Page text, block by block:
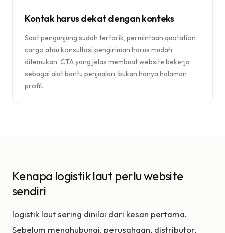
Kontak harus dekat dengan konteks
Saat pengunjung sudah tertarik, permintaan quotation
cargo atau konsultasi pengiriman harus mudah
ditemukan. CTA yang jelas membuat website bekerja
sebagai alat bantu penjualan, bukan hanya halaman
profil.
Kenapa logistik laut perlu website
sendiri
logistik laut sering dinilai dari kesan pertama.
Sebelum menghubungi, perusahaan, distributor,